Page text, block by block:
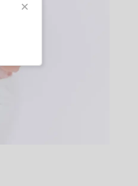
✕